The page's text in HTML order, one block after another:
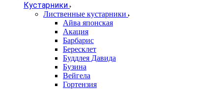
Кустарники
Лиственные кустарники
Айва японская
Акация
Барбарис
Бересклет
Буддлея Давида
Бузина
Вейгела
Гортензия